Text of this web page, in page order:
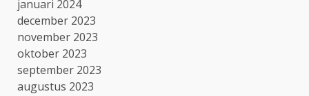
januari 2024
december 2023
november 2023
oktober 2023
september 2023
augustus 2023